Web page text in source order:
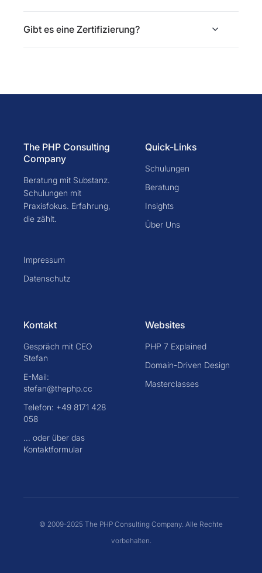
Gibt es eine Zertifizierung?
The PHP Consulting
Company
Beratung mit Substanz.
Schulungen mit
Praxisfokus. Erfahrung,
die zählt.
Impressum
Datenschutz
Quick-Links
Schulungen
Beratung
Insights
Über Uns
Kontakt
Gespräch mit CEO
Stefan
E-Mail:
stefan@thephp.cc
Telefon: +49 8171 428
058
... oder über das
Kontaktformular
Websites
PHP 7 Explained
Domain-Driven Design
Masterclasses
© 2009-2025 The PHP Consulting Company. Alle Rechte
vorbehalten.